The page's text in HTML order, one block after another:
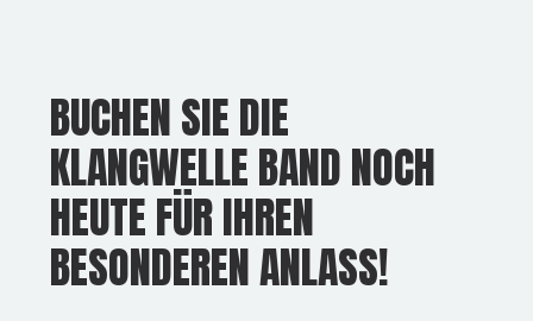
BUCHEN SIE DIE
KLANGWELLE BAND NOCH
HEUTE FÜR IHREN
BESONDEREN ANLASS!